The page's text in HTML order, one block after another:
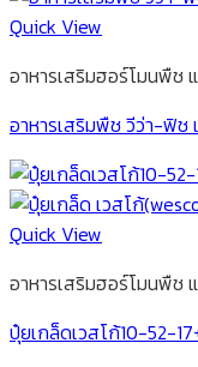
Quick View
อาหารเสริมฮอร์โมนพืช
อาหารเสริมพืช วีว่า-ฟิช
Quick View
อาหารเสริมฮอร์โมนพืช
ปุ๋ยเกล็ดเวสโก้10-52-